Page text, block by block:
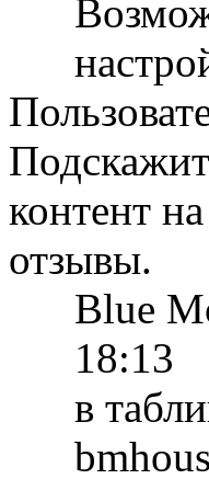
контент
отзывы.
Blue
18:13
в